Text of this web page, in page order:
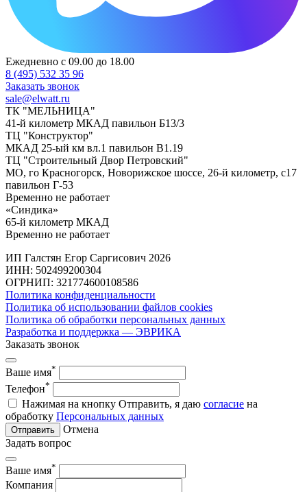
Ежедневно с 09.00 до 18.00
8 (495) 532 35 96
Заказать звонок
sale@elwatt.ru
ТК "МЕЛЬНИЦА"
41-й километр МКАД павильон Б13/3
ТЦ "Конструктор"
МКАД 25-ый км вл.1 павильон В1.19
ТЦ "Строительный Двор Петровский"
МО, го Красногорск, Новорижское шоссе, 26-й километр, с17
павильон Г-53
Временно не работает
«Синдика»
65-й километр МКАД
Временно не работает
ИП Галстян Егор Саргисович 2026
ИНН: 502499200304
ОГРНИП: 321774600108586
Политика конфиденциальности
Политика об использовании файлов cookies
Политика об обработки персональных данных
Разработка и поддержка — ЭВРИКА
Заказать звонок
Ваше имя*
Телефон*
Нажимая на кнопку Отправить, я даю согласие на
обработку Персональных данных
Отправить
Отмена
Задать вопрос
Ваше имя*
Компания